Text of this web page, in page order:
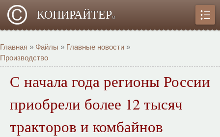
КОПИРАЙТЕРα
Главная » Файлы » Главные новости »
Производство
С начала года регионы России
приобрели более 12 тысяч
тракторов и комбайнов